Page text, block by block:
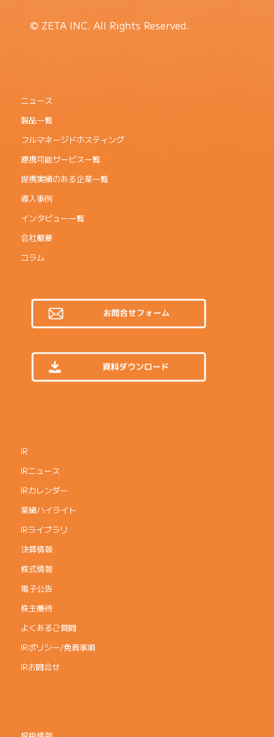
© ZETA INC. All Rights Reserved.
ニュース
製品一覧
フルマネージドホスティング
連携可能サービス一覧
提携実績のある企業一覧
導入事例
インタビュー一覧
会社概要
コラム
IR
IRニュース
IRカレンダー
業績ハイライト
IRライブラリ
決算情報
株式情報
電子公告
株主優待
よくあるご質問
IRポリシー/免責事項
IRお問合せ